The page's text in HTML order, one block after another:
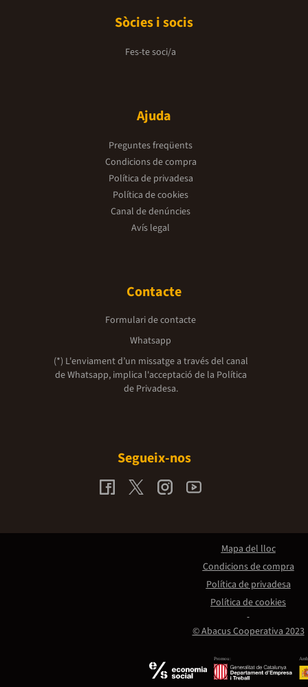
Sòcies i socis
Fes-te soci/a
Ajuda
Preguntes freqüents
Condicions de compra
Política de privadesa
Política de cookies
Canal de denúncies
Avís legal
Contacte
Formulari de contacte
Whatsapp
(*) L'enviament d’un missatge a través del canal
de Whatsapp, implica l'acceptació de la Política
de Privadesa.
Segueix-nos
Promou:
© Abacus Cooperativa 2023
Mapa del lloc
Condicions de compra
Política de privadesa
Política de cookies